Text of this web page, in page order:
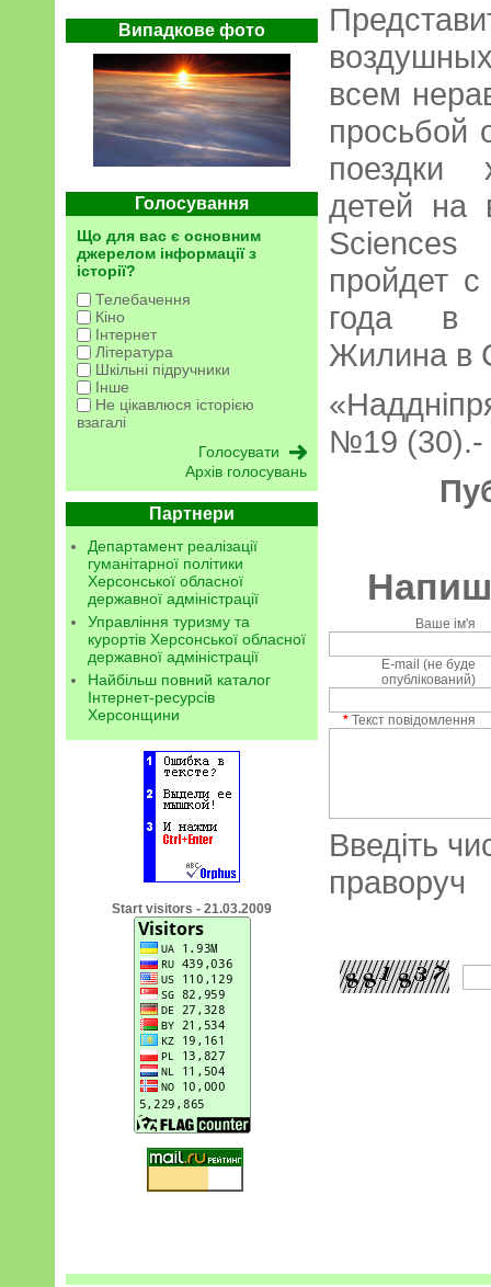
Випадкове фото
Голосування
Що для вас є основним
джерелом інформації з
історії?
Телебачення
Кіно
Інтернет
Література
Шкільні підручники
Інше
Не цікавлюся історією
взагалі
Архів голосувань
Партнери
Департамент реалізації
гуманітарної політики
Херсонської обласної
державної адміністрації
Управління туризму та
курортів Херсонської обласної
державної адміністрації
Найбільш повний каталог
Інтернет-ресурсів
Херсонщини
Start visitors - 21.03.2009
всем
просьбой
поездки
детей на
Sciences
пройдет
года в
Жилина в
№19 (30).-
Ваше ім'я
E-mail (не буде
опублікований)
* Текст повідомлення
Введіть
праворуч